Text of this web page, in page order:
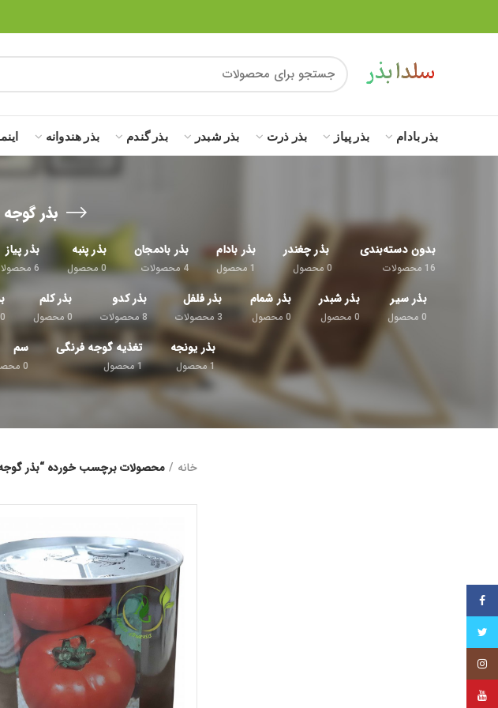
بذر بادام بذر پیاز بذر ذرت بذر شبدر بذر گندم بذر هندوانه
بذر گوجه فرنگی
بدون دسته‌بندی
16 محصولات
بذر چغندر
0 محصول
بذر بادام
1 محصول
بذر بادمجان
4 محصولات
بذر پنبه
0 محصول
بذر پیاز
6
بذر سیر
0 محصول
بذر شبدر
0 محصول
بذر شمام
0 محصول
بذر فلفل
3 محصولات
بذر کدو
8 محصولات
بذر کلم
0 محصول 0
بذر یونجه
1 محصول
تغذیه گوجه فرنگی
1 محصول
سم
0
خانه محصولات برچسب خورده “بذر گوجه فرنگی